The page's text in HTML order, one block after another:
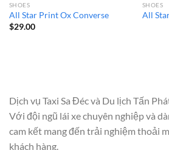
SHOES
All Star Print Ox Converse
$29.00
SHOES
All
Dịch vụ Taxi Sa Đéc và Du lịch Tấn
Với đội ngũ lái xe chuyên nghiệp và
cam kết mang đến trải nghiệm thoải
khách hàng.